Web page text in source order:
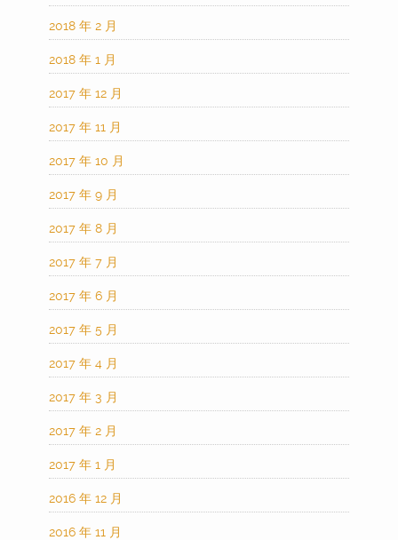
2018 年 2 月
2018 年 1 月
2017 年 12 月
2017 年 11 月
2017 年 10 月
2017 年 9 月
2017 年 8 月
2017 年 7 月
2017 年 6 月
2017 年 5 月
2017 年 4 月
2017 年 3 月
2017 年 2 月
2017 年 1 月
2016 年 12 月
2016 年 11 月